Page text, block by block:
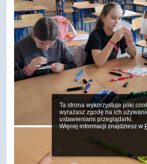
Ta strona wykorzystuje pliki
wyrażasz zgodę na ich
ustawieniami przeglądarki.
Więcej informacji znajdziesz w